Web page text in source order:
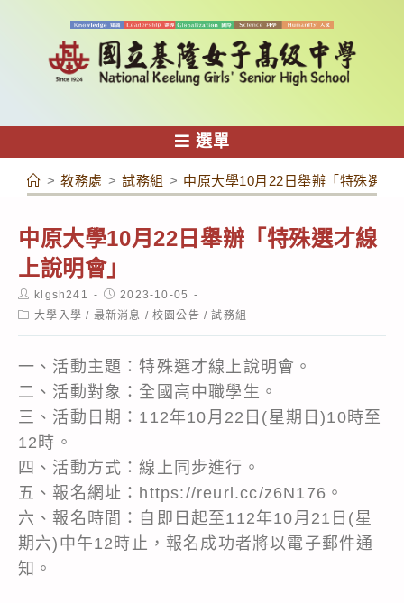
容
選單
> 教務處 > 試務組 > 中原大學10月22日舉辦「特殊選才
中原大學10月22日舉辦「特殊選才線
上說明會」
Post
author:
klgsh241
Post
published:
2023-10-05
Post大學入學 / 最新消息 / 校園公告 / 試務組
一、活動主題：特殊選才線上說明會。
二、活動對象：全國高中職學生。
三、活動日期：112年10月22日(星期日)10時至
12時。
四、活動方式：線上同步進行。
五、報名網址： https://reurl.cc/z6N176 。
六、報名時間：自即日起至112年10月21日(星
期六)中午12時止，報名成功者將以電子郵件通
知。